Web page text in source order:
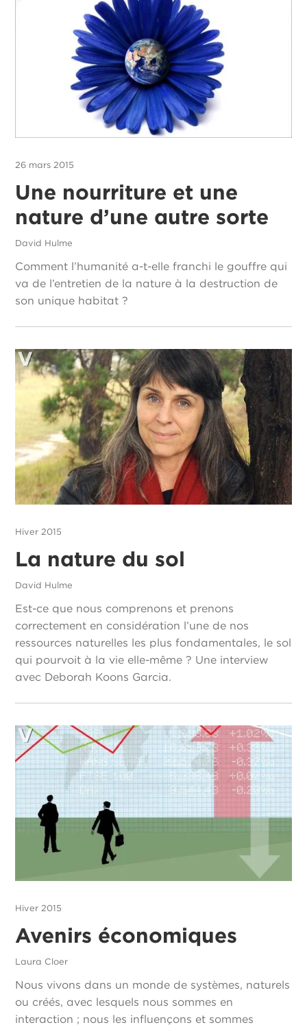
26 mars 2015
Une nourriture et une
nature d’une autre sorte
David Hulme
Comment l’humanité a-t-elle franchi le gouffre qui
va de l’entretien de la nature à la destruction de
son unique habitat ?
Hiver 2015
La nature du sol
David Hulme
Est-ce que nous comprenons et prenons
correctement en considération l’une de nos
ressources naturelles les plus fondamentales, le sol
qui pourvoit à la vie elle-même ? Une interview
avec Deborah Koons Garcia.
Hiver 2015
Avenirs économiques
Laura Cloer
Nous vivons dans un monde de systèmes, naturels
ou créés, avec lesquels nous sommes en
interaction ; nous les influençons et sommes